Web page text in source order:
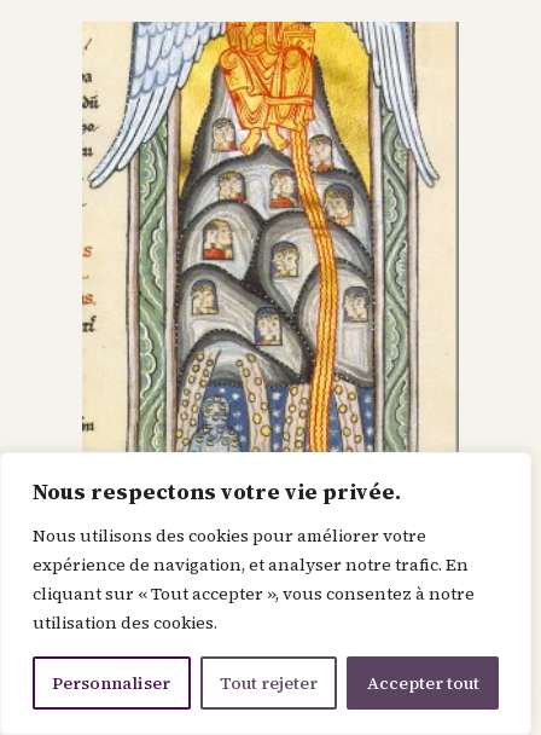
Nous respectons votre vie privée.
Nous utilisons des cookies pour améliorer votre
expérience de navigation, et analyser notre trafic. En
cliquant sur « Tout accepter », vous consentez à notre
utilisation des cookies.
Personnaliser Tout rejeter Accepter tout
Dieu dans le Christ,
recherche l’homme et
le renouvelle